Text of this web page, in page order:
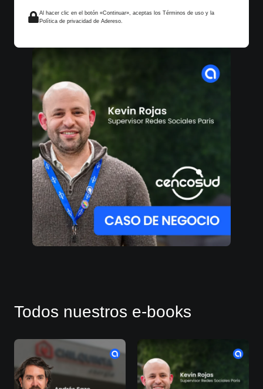
Al hacer clic en el botón «Continuar», aceptas los Términos de uso y la
Política de privacidad de Adereso.
Todos nuestros e-books